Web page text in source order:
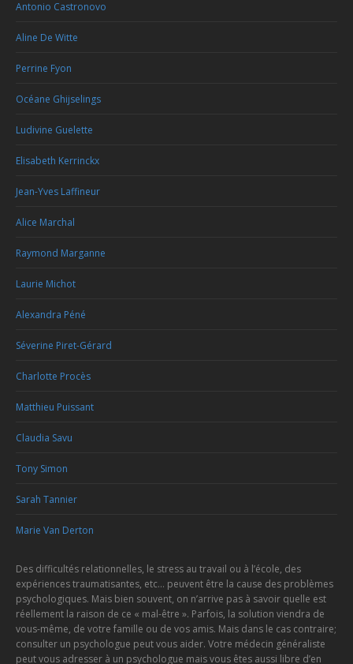
Antonio Castronovo
Aline De Witte
Perrine Fyon
Océane Ghijselings
Ludivine Guelette
Elisabeth Kerrinckx
Jean-Yves Laffineur
Alice Marchal
Raymond Marganne
Laurie Michot
Alexandra Péné
Séverine Piret-Gérard
Charlotte Procès
Matthieu Puissant
Claudia Savu
Tony Simon
Sarah Tannier
Marie Van Derton
Des difficultés relationnelles, le stress au travail ou à l’école, des
expériences traumatisantes, etc… peuvent être la cause des problèmes
psychologiques. Mais bien souvent, on n’arrive pas à savoir quelle est
réellement la raison de ce « mal-être ». Parfois, la solution viendra de
vous-même, de votre famille ou de vos amis. Mais dans le cas contraire;
consulter un psychologue peut vous aider. Votre médecin généraliste
peut vous adresser à un psychologue mais vous êtes aussi libre d’en